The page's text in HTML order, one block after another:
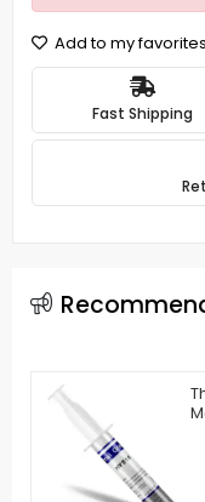
Add to my favorites
Fast Shipping